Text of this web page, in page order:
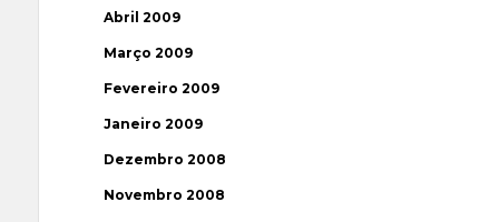
Abril 2009
Março 2009
Fevereiro 2009
Janeiro 2009
Dezembro 2008
Novembro 2008